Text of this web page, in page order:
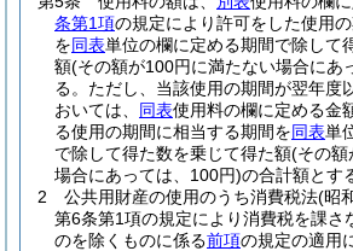
条第1項の規定により許可をした使用
を同表単位の欄に定める期間で除して
額(その額が100円に満たない場合にあ
る。 ただし、当該使用の期間が翌年度
おいては、 同表使用料の欄に定める金
る使用の期間に相当する期間を同表単
で除して得た数を乗じて得た額(その額
場合にあっては、100円)の合計額とす
2
公共用財産の使用のうち消費税法(昭
第6条第1項の規定により消費税を課さ
のを除くものに係る前項の規定の適用